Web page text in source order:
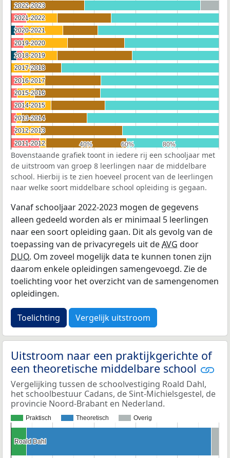
40%
40% 60%
60% 80%
80%
2022-2023
2022-2023
2021-2022
2021-2022
2020-2021
2020-2021
2019-2020
2019-2020
2018-2019
2018-2019
2017-2018
2017-2018
2016-2017
2016-2017
2015-2016
2015-2016
2014-2015
2014-2015
2013-2014
2013-2014
2012-2013
2012-2013
2011-2012
2011-2012
Bovenstaande grafiek toont in iedere rij een schooljaar met
de uitstroom van groep 8 leerlingen naar de middelbare
school. Hierbij is te zien hoeveel procent van de leerlingen
naar welke soort middelbare school opleiding is gegaan.
Vanaf schooljaar 2022-2023 mogen de gegevens
alleen gedeeld worden als er minimaal 5 leerlingen
naar een soort opleiding gaan. Dit als gevolg van de
toepassing van de privacyregels uit deAVG door
DUO. Om zoveel mogelijk data te kunnen tonen zijn
daarom enkele opleidingen samengevoegd. Zie de
toelichting voor het overzicht van de samengenomen
opleidingen.
Toelichting Vergelijk uitstroom
Uitstroom naar een praktijkgerichte of
een theoretische middelbare school
Vergelijking tussen de schoolvestiging Roald Dahl,
het schoolbestuur Cadans, de Sint-Michielsgestel, de
provincie Noord-Brabant en Nederland.
Praktisch Theoretisch Overig
Roald Dahl
Roald Dahl